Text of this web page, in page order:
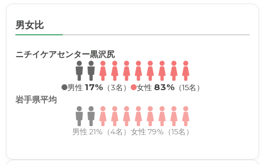
男女比
ニチイケアセンター黒沢尻
男性 17%（3名） 女性 83%（15名）
岩手県平均
男性 21%（4名） 女性 79%（15名）